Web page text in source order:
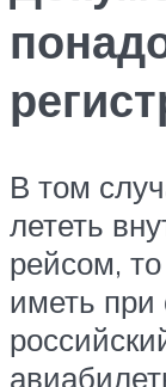
В том
лететь
рейсом,
иметь при